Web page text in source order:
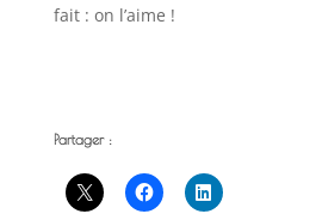
fait : on l’aime !
Partager :